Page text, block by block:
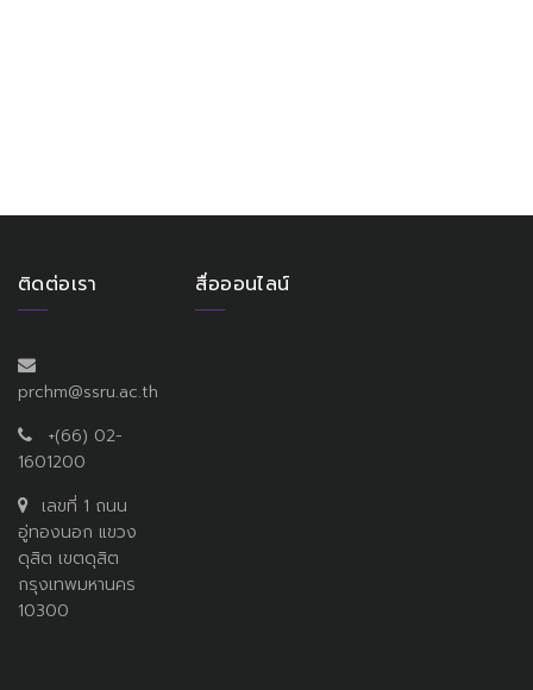
ติดต่อเรา
prchm@ssru.ac.th
+(66) 02-
1601200
เลขที่ 1 ถนน
อู่ทองนอก แขวง
ดุสิต เขตดุสิต
กรุงเทพมหานคร
10300
สื่อออนไลน์